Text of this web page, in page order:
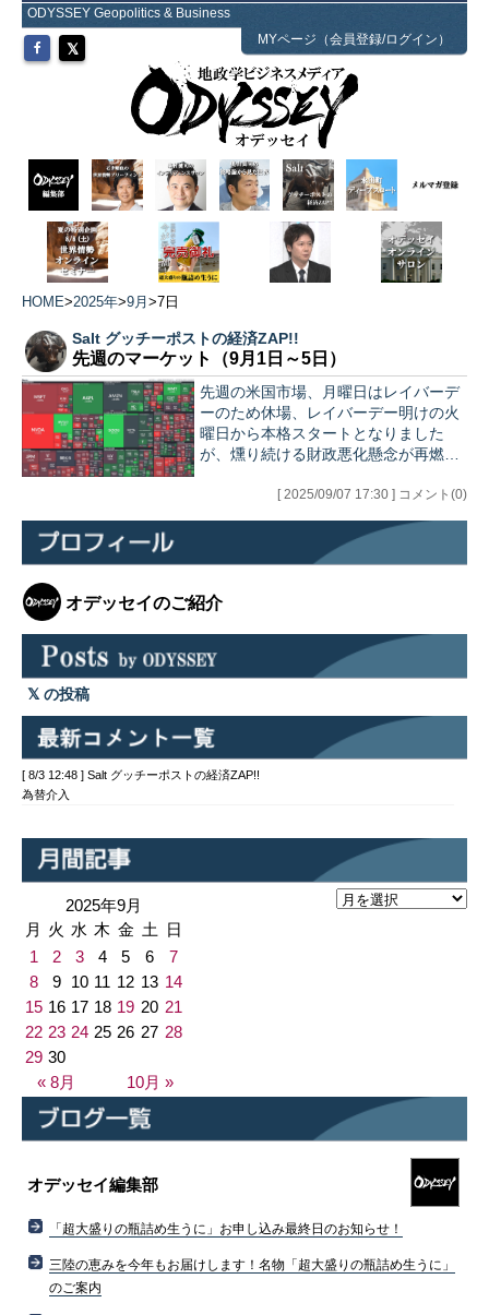
ODYSSEY Geopolitics & Business
MYページ（会員登録/ログイン）
HOME>2025年>9月 > 7日
Salt グッチーポストの経済ZAP!!
先週のマーケット（9月1日～5日）
先週の米国市場、月曜日はレイバーデ
ーのため休場、レイバーデー明けの火
曜日から本格スタートとなりました
が、燻り続ける財政悪化懸念が再燃
場にネガティブな影響を及ぼしまし
[ 2025/09/07 17:30 ] コメント(0)
オデッセイのご紹介
の投稿
[ 8/3 12:48 ] Salt グッチーポストの経済ZAP!!
為替介入
2025年9月
月 火 水 木 金 土 日
« 8月 10月 »
1 2 3 4 5 6
7
8
9 10 11 12 13 14
15 16 17 18 19 20 21
22 23 24 25 26 27 28
29 30
オデッセイ編集部
「超大盛りの瓶詰め生うに」お申し込み最終日のお知らせ！
三陸の恵みを今年もお届けします！名物「超大盛りの瓶詰め生うに」
のご案内